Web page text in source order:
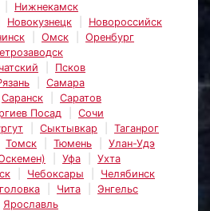
Нижнекамск
Новокузнецк
Новороссийск
Омск
Оренбург
Псков
Самара
Саранск
Саратов
Посад
Сочи
Сыктывкар
Таганрог
Томск Тюмень
Улан-Удэ
Уфа
Ухта
Чебоксары
Челябинск
Чита
Энгельс
Ярославль